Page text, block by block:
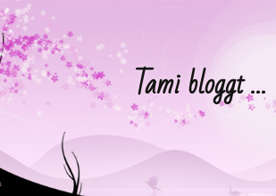
Tami bloggt …